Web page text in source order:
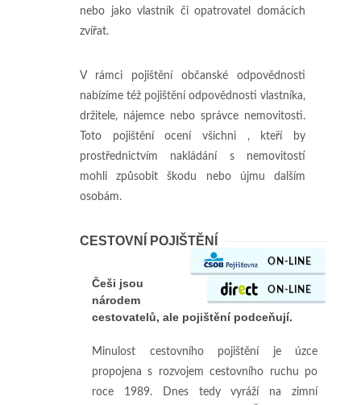
nebo jako vlastník či opatrovatel domácích
zvířat.
V rámci pojištění občanské odpovědnosti
nabízíme též pojištění odpovědnosti vlastníka,
držitele, nájemce nebo správce nemovitosti.
Toto pojištění ocení všichni , kteří by
prostřednictvím nakládání s nemovitostí
mohli způsobit škodu nebo újmu dalším
osobám.
CESTOVNÍ POJIŠTĚNÍ
ON-LINE
ON-LINE
Češi jsou
národem
cestovatelů, ale pojištění podceňují.
Minulost cestovního pojištění je úzce
propojena s rozvojem cestovního ruchu po
roce 1989. Dnes tedy vyráží na zimní